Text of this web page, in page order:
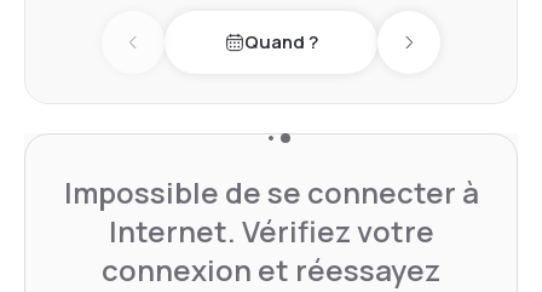
Previous dayQuand ? Next day
Impossible de se connecter à
Internet. Vérifiez votre
connexion et réessayez